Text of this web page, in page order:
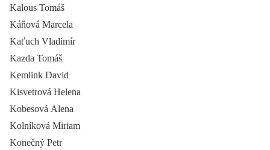
Kalous Tomáš
Káňová Marcela
Kaťuch Vladimír
Kazda Tomáš
Kemlink David
Kisvetrová Helena
Kobesová Alena
Kolníková Miriam
Konečný Petr